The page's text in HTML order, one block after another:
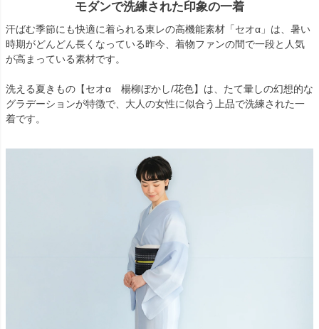
モダンで洗練された印象の一着
汗ばむ季節にも快適に着られる東レの高機能素材「セオα」は、暑い
時期がどんどん長くなっている昨今、着物ファンの間で一段と人気
が高まっている素材です。
洗える夏きもの【セオα 楊柳ぼかし/花色】は、たて暈しの幻想的な
グラデーションが特徴で、大人の女性に似合う上品で洗練された一
着です。